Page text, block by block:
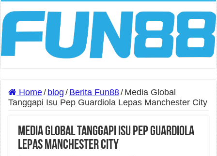
Home/ blog / Berita Fun88/ Media Global
Tanggapi Isu Pep Guardiola Lepas Manchester City
Media Global Tanggapi Isu Pep Guardiola
Lepas Manchester City